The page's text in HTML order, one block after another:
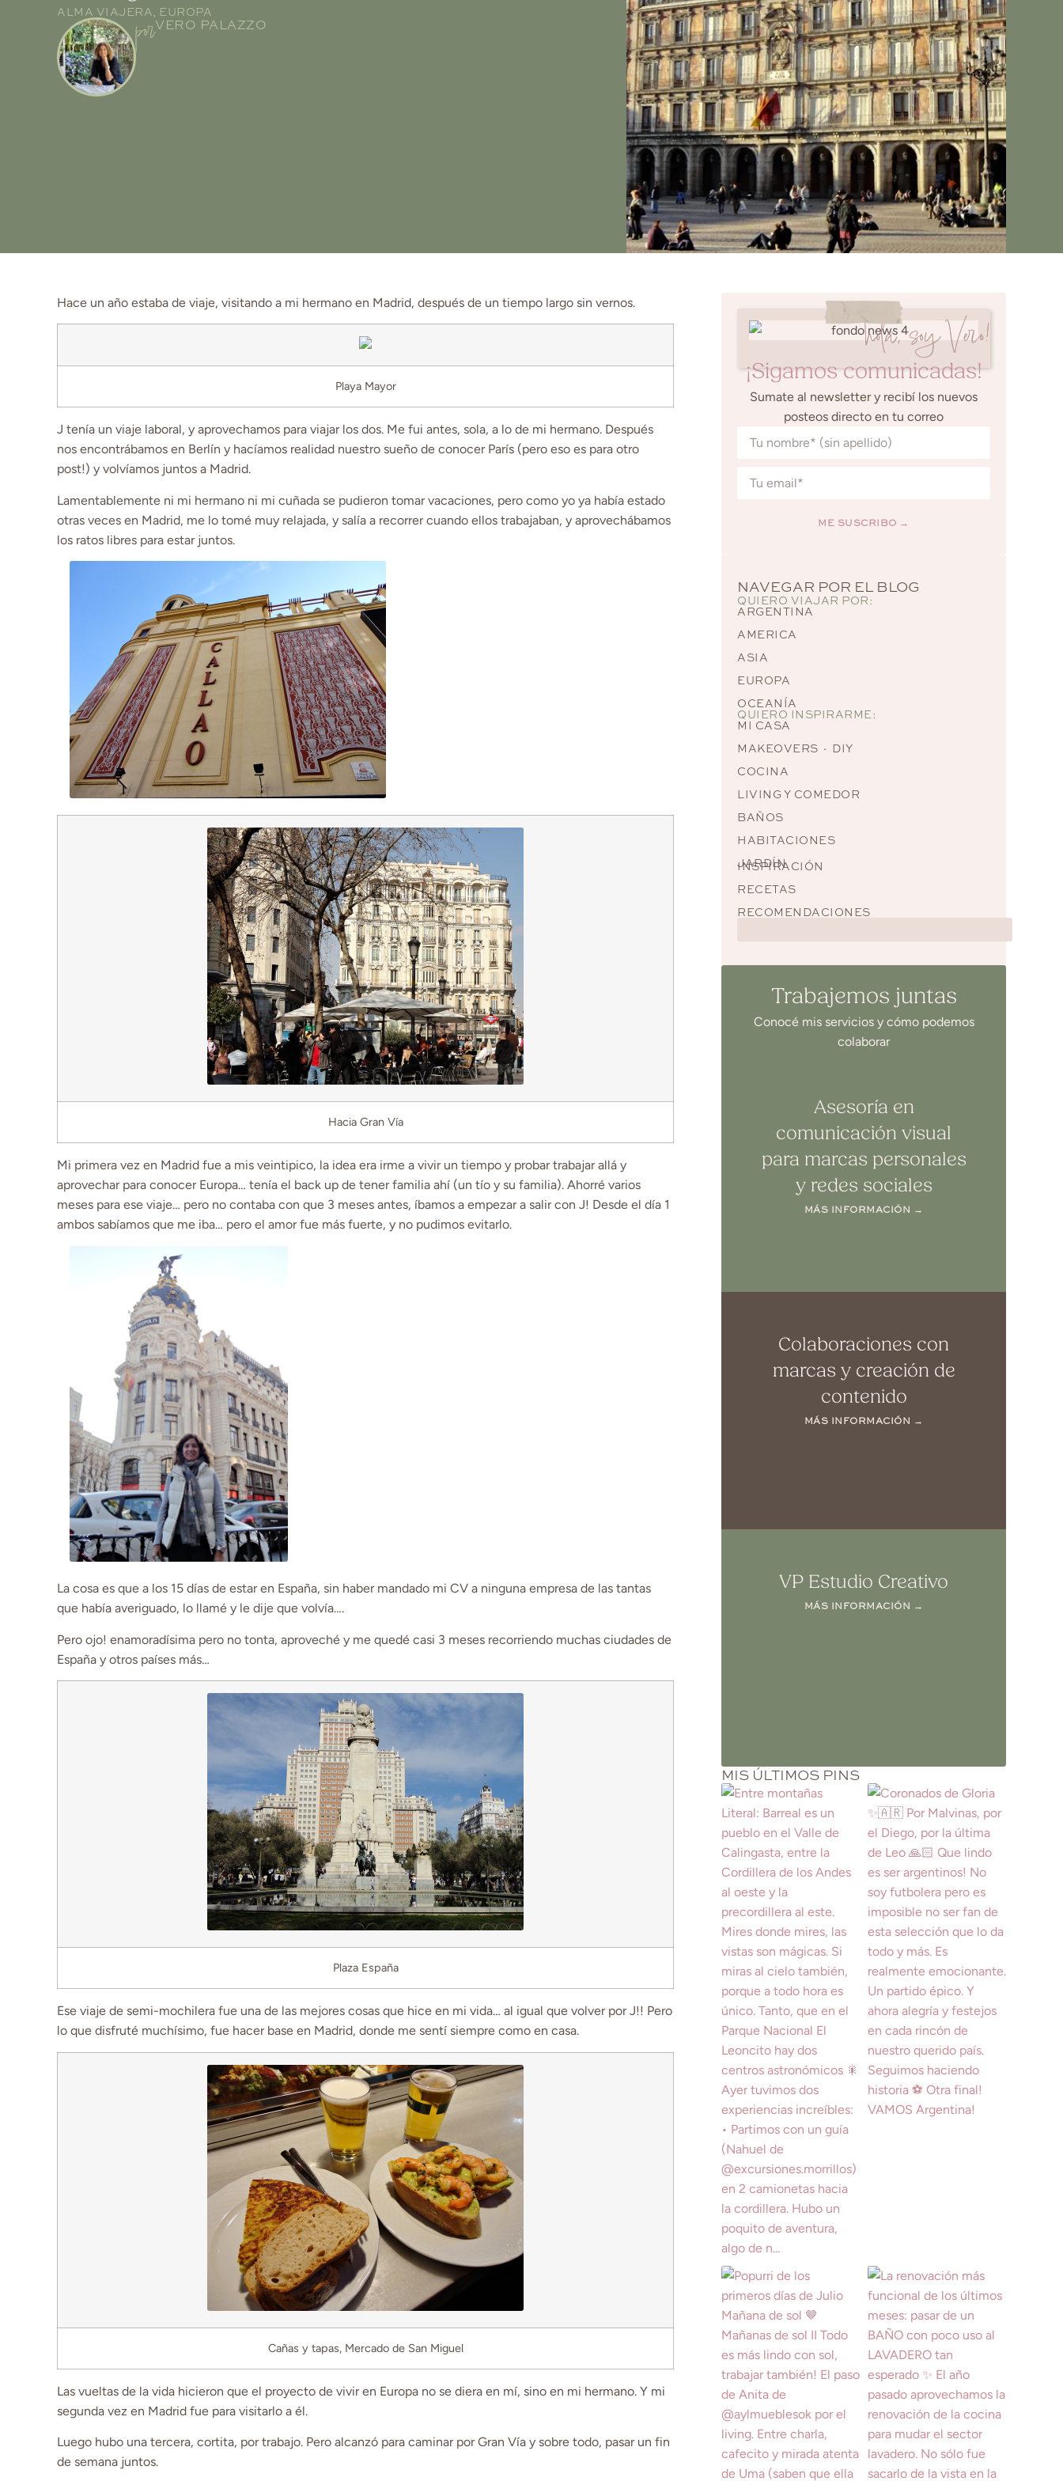
ALMA VIAJERA, EUROPA
porVERO PALAZZO
Hace un año estaba de viaje, visitando a mi hermano en Madrid, después de un tiempo largo sin vernos.
Playa Mayor
J tenía un viaje laboral, y aprovechamos para viajar los dos. Me fui antes, sola, a lo de mi hermano. Después
nos encontrábamos en Berlín y hacíamos realidad nuestro sueño de conocer París (pero eso es para otro
post!) y volvíamos juntos a Madrid.
Lamentablemente ni mi hermano ni mi cuñada se pudieron tomar vacaciones, pero como yo ya había estado
otras veces en Madrid, me lo tomé muy relajada, y salía a recorrer cuando ellos trabajaban, y aprovechábamos
los ratos libres para estar juntos.
Hacia Gran Vía
Mi primera vez en Madrid fue a mis veintipico, la idea era irme a vivir un tiempo y probar trabajar allá y
aprovechar para conocer Europa… tenía el back up de tener familia ahí (un tío y su familia). Ahorré varios
meses para ese viaje… pero no contaba con que 3 meses antes, íbamos a empezar a salir con J! Desde el día 1
ambos sabíamos que me iba… pero el amor fue más fuerte, y no pudimos evitarlo.
La cosa es que a los 15 días de estar en España, sin haber mandado mi CV a ninguna empresa de las tantas
que había averiguado, lo llamé y le dije que volvía….
Pero ojo! enamoradísima pero no tonta, aproveché y me quedé casi 3 meses recorriendo muchas ciudades de
España y otros países más…
Plaza España
Ese viaje de semi-mochilera fue una de las mejores cosas que hice en mi vida… al igual que volver por J!! Pero
lo que disfruté muchísimo, fue hacer base en Madrid, donde me sentí siempre como en casa.
Cañas y tapas, Mercado de San Miguel
Las vueltas de la vida hicieron que el proyecto de vivir en Europa no se diera en mí, sino en mi hermano. Y mi
segunda vez en Madrid fue para visitarlo a él.
Luego hubo una tercera, cortita, por trabajo. Pero alcanzó para caminar por Gran Vía y sobre todo, pasar un fin
de semana juntos.
hola, soy Vero!
¡Sigamos comunicadas!
Sumate al newsletter y recibí los nuevos
posteos directo en tu correo
ME SUSCRIBO →
NAVEGAR POR EL BLOG
QUIERO VIAJAR POR:
ARGENTINA
AMERICA
ASIA
EUROPA
OCEANÍA
QUIERO INSPIRARME:
MI CASA
MAKEOVERS · DIY
COCINA
LIVING Y COMEDOR
BAÑOS
HABITACIONES
JARDÍN
INSPIRACIÓN
RECETAS
RECOMENDACIONES
Trabajemos juntas
Conocé mis servicios y cómo podemos
colaborar
Asesoría en
comunicación visual
para marcas personales
y redes sociales
MÁS INFORMACIÓN →
Colaboraciones con
marcas y creación de
contenido
MÁS INFORMACIÓN →
VP Estudio Creativo
MÁS INFORMACIÓN →
MIS ÚLTIMOS PINS